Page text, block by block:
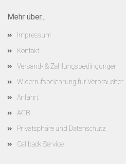
Mehr über...
Impressum
Kontakt
Versand- & Zahlungsbedingungen
Widerrufsbelehrung für Verbraucher
Anfahrt
AGB
Privatsphäre und Datenschutz
Callback Service